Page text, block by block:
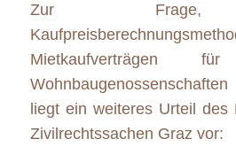
Zur Frage,
Mietkaufverträgen für
liegt ein weiteres Urteil des
Zivilrechtssachen Graz vor: